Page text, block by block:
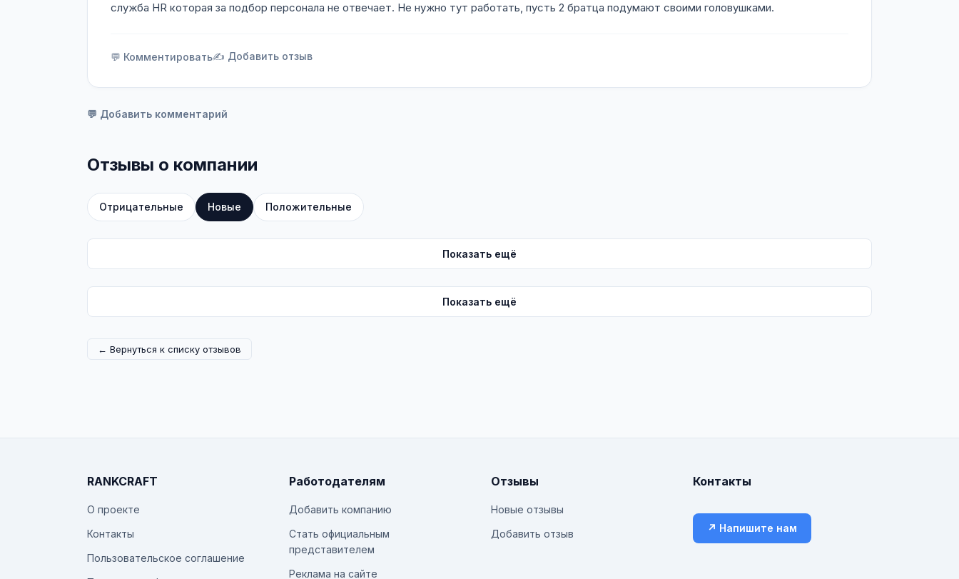
служба HR которая за подбор персонала не отвечает. Не нужно тут работать, пусть 2 братца подумают своими головушками.
💬 Комментировать✍️ Добавить отзыв
💬 Добавить комментарий
Отзывы о компании
Отрицательные Новые Положительные
Показать ещё
Показать ещё
← Вернуться к списку отзывов
RANKCRAFT
О проекте
Контакты
Пользовательское соглашение
Работодателям
Добавить компанию
Стать официальным
представителем
Реклама на сайте
Отзывы
Новые отзывы
Добавить отзыв
Контакты
↗ Напишите нам